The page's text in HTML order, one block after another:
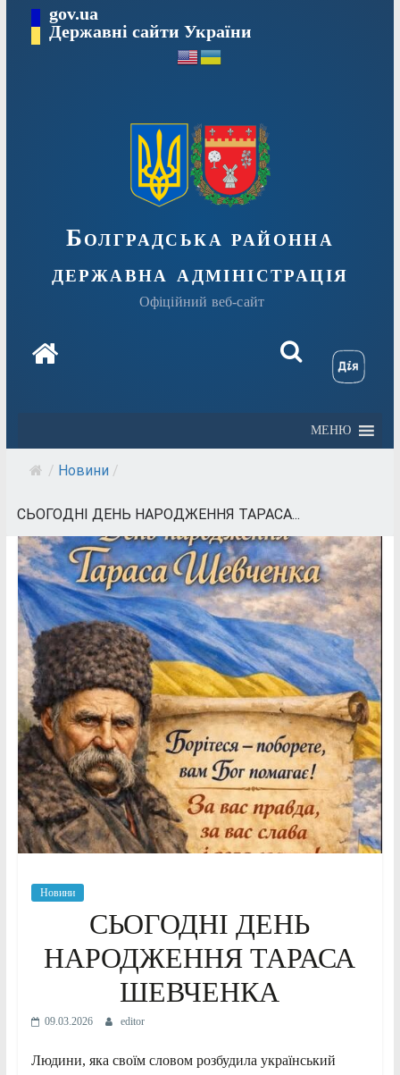
Перейтиgov.ua
Державні сайти України
Болградська районна
державна адміністрація
Офіційний веб-сайт
МЕНЮ
/ Новини /
СЬОГОДНІ ДЕНЬ НАРОДЖЕННЯ ТАРАСА...
Новини
СЬОГОДНІ ДЕНЬ
НАРОДЖЕННЯ ТАРАСА
ШЕВЧЕНКА
09.03.2026 editor
Людини, яка своїм словом розбудила український